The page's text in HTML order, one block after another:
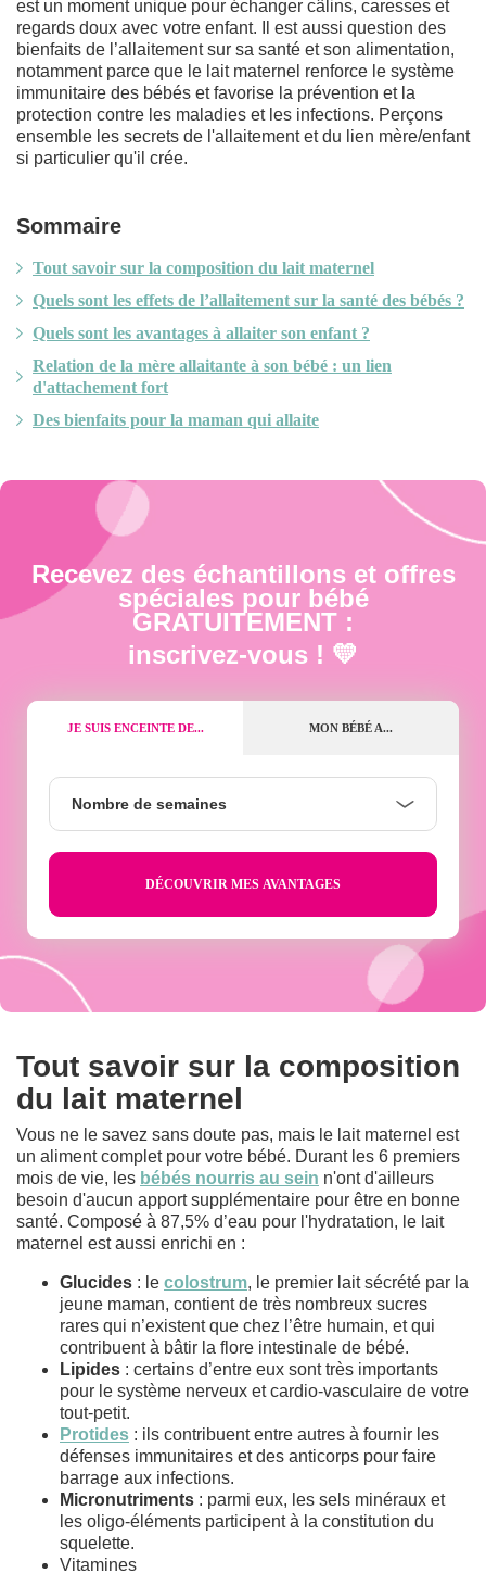
est un moment unique pour échanger câlins, caresses et
regards doux avec votre enfant. Il est aussi question des
bienfaits de l’allaitement sur sa santé et son alimentation,
notamment parce que le lait maternel renforce le système
immunitaire des bébés et favorise la prévention et la
protection contre les maladies et les infections. Perçons
ensemble les secrets de l'allaitement et du lien mère/enfant
si particulier qu'il crée.
Sommaire
Tout savoir sur la composition du lait maternel
Quels sont les effets de l’allaitement sur la santé des bébés ?
Quels sont les avantages à allaiter son enfant ?
Relation de la mère allaitante à son bébé : un lien
d'attachement fort
Des bienfaits pour la maman qui allaite
Recevez des échantillons et offres
spéciales pour bébé
GRATUITEMENT :
inscrivez-vous ! 💛
JE SUIS ENCEINTE DE... MON BÉBÉ A...
semaines
Nombre de semaines
Tout savoir sur la composition
du lait maternel
Vous ne le savez sans doute pas, mais le lait maternel est
un aliment complet pour votre bébé. Durant les 6 premiers
mois de vie, les bébés nourris au sein n'ont d'ailleurs
besoin d'aucun apport supplémentaire pour être en bonne
santé. Composé à 87,5% d’eau pour l'hydratation, le lait
maternel est aussi enrichi en :
Glucides : le colostrum, le premier lait sécrété par la
jeune maman, contient de très nombreux sucres
rares qui n’existent que chez l’être humain, et qui
contribuent à bâtir la flore intestinale de bébé.
Lipides : certains d’entre eux sont très importants
pour le système nerveux et cardio-vasculaire de votre
tout-petit.
Protides : ils contribuent entre autres à fournir les
défenses immunitaires et des anticorps pour faire
barrage aux infections.
Micronutriments : parmi eux, les sels minéraux et
les oligo-éléments participent à la constitution du
squelette.
Vitamines